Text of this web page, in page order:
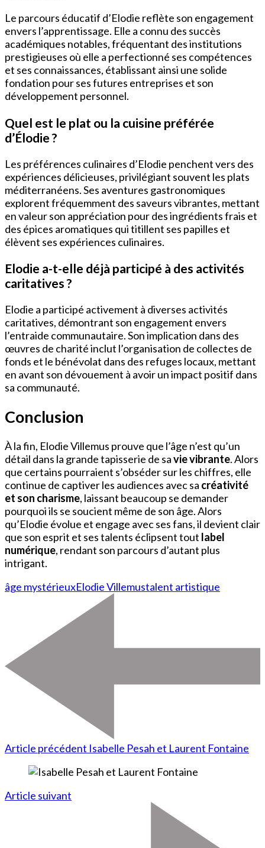
Le parcours éducatif d’Elodie reflète son engagement
envers l’apprentissage. Elle a connu des succès
académiques notables, fréquentant des institutions
prestigieuses où elle a perfectionné ses compétences
et ses connaissances, établissant ainsi une solide
fondation pour ses futures entreprises et son
développement personnel.
Quel est le plat ou la cuisine préférée
d’Élodie ?
Les préférences culinaires d’Elodie penchent vers des
expériences délicieuses, privilégiant souvent les plats
méditerranéens. Ses aventures gastronomiques
explorent fréquemment des saveurs vibrantes, mettant
en valeur son appréciation pour des ingrédients frais et
des épices aromatiques qui titillent ses papilles et
élèvent ses expériences culinaires.
Elodie a-t-elle déjà participé à des activités
caritatives ?
Elodie a participé activement à diverses activités
caritatives, démontrant son engagement envers
l’entraide communautaire. Son implication dans des
œuvres de charité inclut l’organisation de collectes de
fonds et le bénévolat dans des refuges locaux, mettant
en avant son dévouement à avoir un impact positif dans
sa communauté.
Conclusion
À la fin, Elodie Villemus prouve que l’âge n’est qu’un
détail dans la grande tapisserie de savie vibrante. Alors
que certains pourraient s’obséder sur les chiffres, elle
continue de captiver les audiences avec sa créativité
et son charisme, laissant beaucoup se demander
pourquoi ils se soucient même de son âge. Alors
qu’Elodie évolue et engage avec ses fans, il devient clair
que son esprit et ses talents éclipsent tout label
numérique, rendant son parcours d’autant plus
intrigant.
âge mystérieuxElodie Villemustalent artistique
Article précédent Isabelle Pesah et Laurent Fontaine
Article suivant